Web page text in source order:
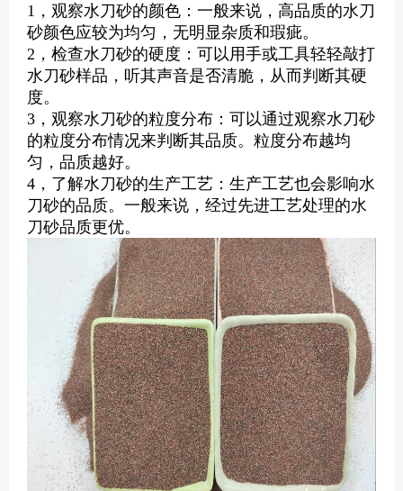
1，观察水刀砂的颜色：一般来说，高品质的水刀
砂颜色应较为均匀，无明显杂质和瑕疵。
2，检查水刀砂的硬度：可以用手或工具轻轻敲打
水刀砂样品，听其声音是否清脆，从而判断其硬
度。
3，观察水刀砂的粒度分布：可以通过观察水刀砂
的粒度分布情况来判断其品质。粒度分布越均
匀，品质越好。
4，了解水刀砂的生产工艺：生产工艺也会影响水
刀砂的品质。一般来说，经过先进工艺处理的水
刀砂品质更优。